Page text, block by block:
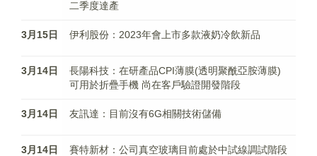
二季度達產
3月15日 伊利股份：2023年會上市多款液奶冷飲新品
3月14日
長陽科技：在研產品CPI薄膜(透明聚酰亞胺薄膜)
可用於折疊手機 尚在客戶驗證開發階段
3月14日 友訊達：目前沒有6G相關技術儲備
3月14日
賽特新材：公司真空玻璃目前處於中試線調試階段